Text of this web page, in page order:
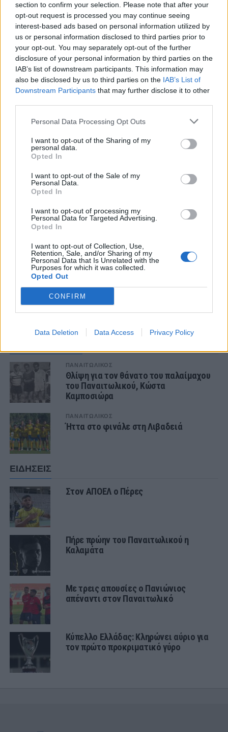
section to confirm your selection. Please note that after your
opt-out request is processed you may continue seeing
interest-based ads based on personal information utilized by
us or personal information disclosed to third parties prior to
your opt-out. You may separately opt-out of the further
disclosure of your personal information by third parties on the
IAB’s list of downstream participants. This information may
also be disclosed by us to third parties on the IAB’s List of
Downstream Participants that may further disclose it to other
Personal Data Processing Opt Outs
I want to opt-out of the Sharing of my
personal data.
Opted In
I want to opt-out of the Sale of my
Personal Data.
Opted In
I want to opt-out of processing my
Personal Data for Targeted Advertising.
Opted In
I want to opt-out of Collection, Use,
Retention, Sale, and/or Sharing of my
Personal Data that Is Unrelated with the
Purposes for which it was collected.
Opted Out
CONFIRM
Data Deletion Data Access Privacy Policy
οςόμιλος:Μετέωρα-Ατρόμητος Παλαμά,
Αετός Μακρυχωρίου-Μακεδονικός Φούφα,
Κοζάνη ΦΣ-Ερμής Αμυνταίου, Αναγέννηση
Καρδίτσας-Οικονόμος Τσαρίτσανης, Δίας Δίου-
ΑΕ Καρίτσας, ΠΟ Ελασσόνας-ΑΟ Σελλάνων, ΠΟ
Φήκης-Εθνικός Ν. Κεραμιδίου
οςόμιλος:Αλμυρός-Φωκικός, Θησέας Αγριάς-
Αμβρυσσέας Διστόμου, Ηρακλής Ψαχνών-
Οπούντιος Μαρτίνου 3-0 α.α., ΑΟ Υπάτου-
Διαγόρας Στεφανοβικείου, Αταλάντη-ΑΟ Ν.
Αρτάκης
όμιλος:ΑΕ Λευκίμμης-Αναγέννηση Αρτας,
ΠΑΣ Θύελλα-Κασσιόπη, Τηλυκράτης 2014-Μ
Αλεξ. Καλλιθέας, Θύελλα Κατσικάς-ΠΑΣ
Πρέβεζας, Αχέρων Καναλακίου-Κτηνοτροφικός
Αστέρας Καληράχης, ΑΕ Μεσολογγίου-ΟΦ Αγίου
Ματθαίου, Αμβρακικός Λουτρού-
Παναγρινιακός
ΣΧΟΛΙΑΣΤΕ
ΠΑΝΑΙΤΩΛΙΚΟΣ
Θλίψη για τον θάνατο του παλαίμαχου
του Παναιτωλικού, Κώστα
Καμποσιώρα
ΠΑΝΑΙΤΩΛΙΚΟΣ
Ήττα στο φινάλε στη Λιβαδειά
ΕΙΔΗΣΕΙΣ
Στον ΑΠΟΕΛ ο Πέρες
Πήρε πρώην του Παναιτωλικού η
Καλαμάτα
Με τρεις απουσίες ο Πανιώνιος
απέναντι στον Παναιτωλικό
Κύπελλο Ελλάδας: Κληρώνει αύριο για
τον πρώτο προκριματικό γύρο